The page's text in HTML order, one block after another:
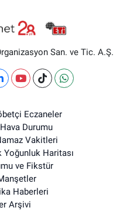
San. ve Tic. A.Ş.
Eczaneler
Durumu
Vakitleri
Haritası
ve Fikstür
Haberleri
Arşivi